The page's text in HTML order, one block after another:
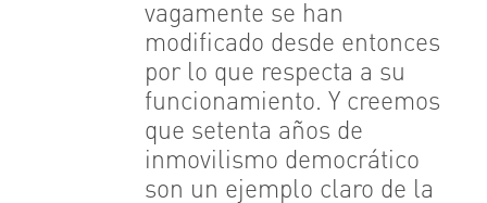
vagamente se han
modificado desde entonces
por lo que respecta a su
funcionamiento. Y creemos
que setenta años de
inmovilismo democrático
son un ejemplo claro de la